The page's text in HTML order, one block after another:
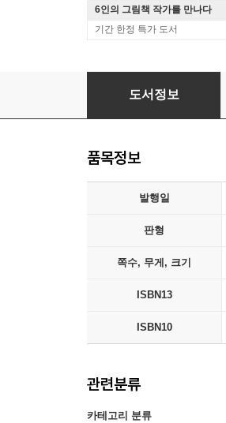
6인의 그림책 작가를 만나다
기간 한정 특가 도서
도서정보
품목정보
발행일
판형
쪽수, 무게, 크기
ISBN13
ISBN10
관련분류
카테고리 분류